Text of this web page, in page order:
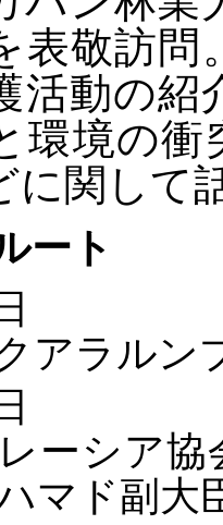
表敬訪問
活動の
環境の
に関して
ート
アラルン
レーシア
マド副大